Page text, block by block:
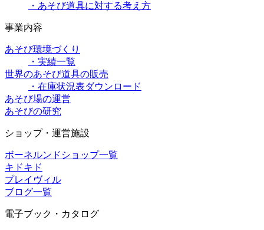
・あそび道具に対する考え方
事業内容
あそび環境づくり
・実績一覧
世界のあそび道具の販売
・在庫状況表ダウンロード
あそび場の運営
あそびの研究
ショップ・運営施設
ボーネルンドショップ一覧
キドキド
プレイヴィル
ブログ一覧
電子ブック・カタログ